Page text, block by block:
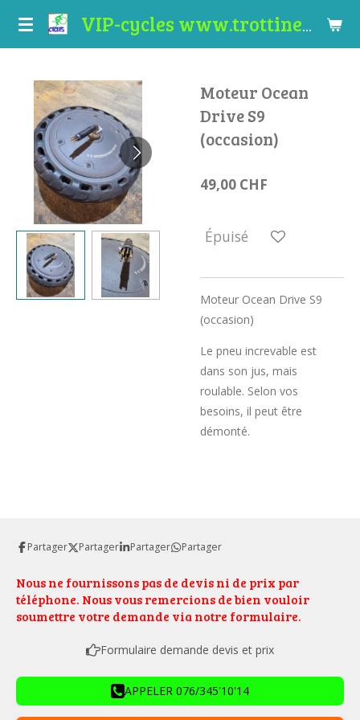
Passer
VIP-cycles www.trottinettes-valais.ch
Moteur Ocean
Drive S9
(occasion)
49,00 CHF
Épuisé
Moteur Ocean Drive S9
(occasion)
Le pneu increvable est
dans son jus, mais
roulable. Selon vos
besoins, il peut être
démonté.
Partager Partager Partager Partager
Nous ne fournissons pas de devis ni de prix par
téléphone. Nous vous remercions de bien vouloir
soumettre votre demande via notre formulaire.
Formulaire demande devis et prix
APPELER 076/345'10'14